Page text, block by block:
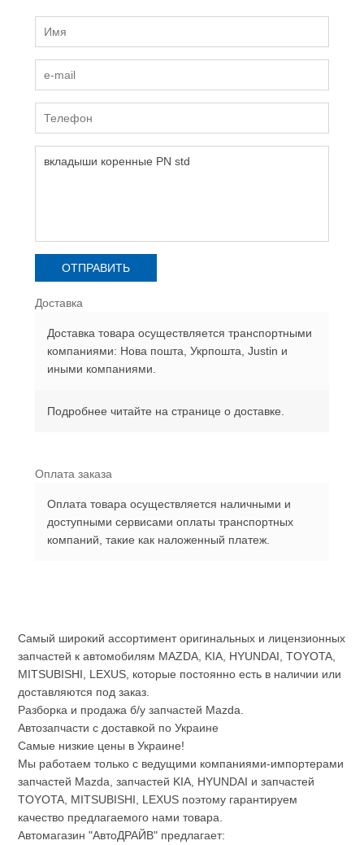
Доставка
Доставка товара осуществляется транспортными
компаниями: Нова пошта, Укрпошта, Justin и
иными компаниями.
Подробнее читайте на странице о доставке.
Оплата заказа
Оплата товара осуществляется наличными и
доступными сервисами оплаты транспортных
компаний, такие как наложенный платеж.
Самый широкий ассортимент оригинальных и лицензионных
запчастей к автомобилям MAZDA, KIA, HYUNDAI, TOYOTA,
MITSUBISHI, LEXUS, которые постоянно есть в наличии или
доставляются под заказ.
Разборка и продажа б/у запчастей Mazda.
Автозапчасти с доставкой по Украине
Самые низкие цены в Украине!
Мы работаем только с ведущими компаниями-импортерами
запчастей Mazda, запчастей KIA, HYUNDAI и запчастей
TOYOTA, MITSUBISHI, LEXUS поэтому гарантируем
качество предлагаемого нами товара.
Автомагазин "АвтоДРАЙВ" предлагает: